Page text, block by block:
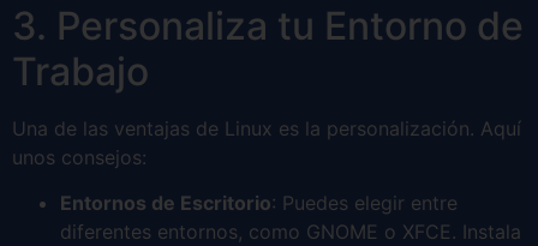
3. Personaliza tu Entorno de
Trabajo
Una de las ventajas de Linux es la personalización. Aquí
unos consejos:
Entornos de Escritorio: Puedes elegir entre
diferentes entornos, como GNOME o XFCE. Instala